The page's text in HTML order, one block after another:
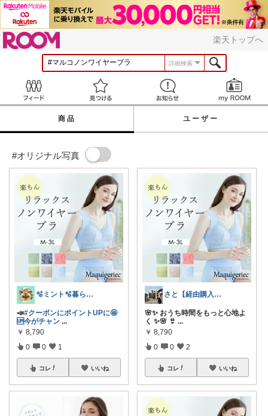
楽天トップへ
詳細検索
見つける お知らせ
商品 ユーザー
#オリジナル写真
🫧ミント🫧暮らし⋆ﾟファッション⋆ﾟ
📣#クーポンにポイントUPに🤩
🆙今がチャン ...
￥ 8,790
0 0 1
コレ いいね
さと【経由購入感謝です】
🌸✨ おうち時間をもっと心地よ
く ✨🌸 👙 ...
￥ 8,790
0 0 2
コレ いいね